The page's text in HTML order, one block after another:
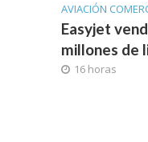
AVIACIÓN
Easyjet
millones de
16 horas